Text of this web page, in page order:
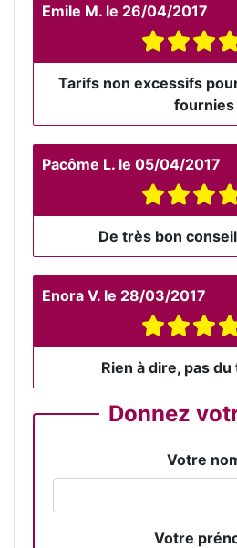
Emile M. le 26/04/2017
Tarifs non excessifs
fournies
Pacôme L. le 05/04/2017
De très bon
Enora V. le 28/03/2017
Rien à dire, pas
Donnez
Votre
Votre